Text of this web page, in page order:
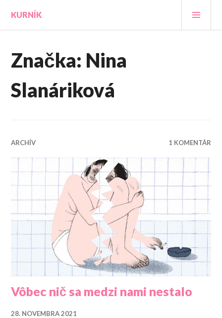
obsah
KURNÍK
Značka: Nina
Slanáriková
ARCHÍV 1 KOMENTÁR
Vôbec nič sa medzi nami nestalo
28. NOVEMBRA 2021